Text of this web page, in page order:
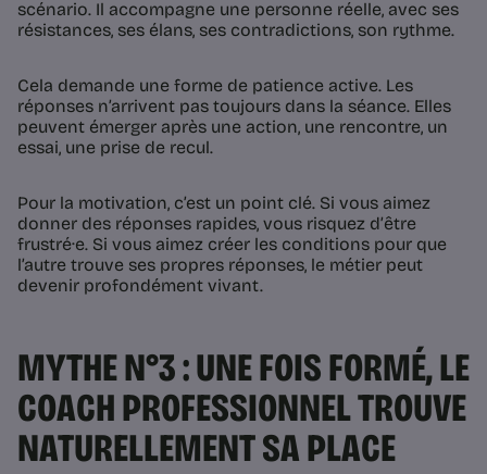
scénario. Il accompagne une personne réelle, avec ses
résistances, ses élans, ses contradictions, son rythme.
Cela demande une forme de patience active. Les
réponses n’arrivent pas toujours dans la séance. Elles
peuvent émerger après une action, une rencontre, un
essai, une prise de recul.
Pour la motivation, c’est un point clé. Si vous aimez
donner des réponses rapides, vous risquez d’être
frustré·e. Si vous aimez créer les conditions pour que
l’autre trouve ses propres réponses, le métier peut
devenir profondément vivant.
MYTHE N°3 : UNE FOIS FORMÉ, LE
COACH PROFESSIONNEL TROUVE
NATURELLEMENT SA PLACE